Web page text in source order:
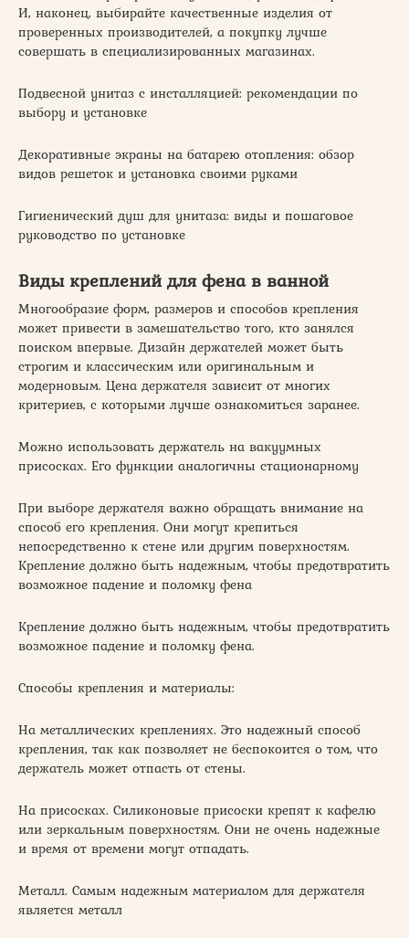
И, наконец, выбирайте качественные изделия от
проверенных производителей, а покупку лучше
совершать в специализированных магазинах.
Подвесной унитаз с инсталляцией: рекомендации по
выбору и установке
Декоративные экраны на батарею отопления: обзор
видов решеток и установка своими руками
Гигиенический душ для унитаза: виды и пошаговое
руководство по установке
Виды креплений для фена в ванной
Многообразие форм, размеров и способов крепления
может привести в замешательство того, кто занялся
поиском впервые. Дизайн держателей может быть
строгим и классическим или оригинальным и
модерновым. Цена держателя зависит от многих
критериев, с которыми лучше ознакомиться заранее.
Можно использовать держатель на вакуумных
присосках. Его функции аналогичны стационарному
При выборе держателя важно обращать внимание на
способ его крепления. Они могут крепиться
непосредственно к стене или другим поверхностям.
Крепление должно быть надежным, чтобы предотвратить
возможное падение и поломку фена
Крепление должно быть надежным, чтобы предотвратить
возможное падение и поломку фена.
Способы крепления и материалы:
На металлических креплениях. Это надежный способ
крепления, так как позволяет не беспокоится о том, что
держатель может отпасть от стены.
На присосках. Силиконовые присоски крепят к кафелю
или зеркальным поверхностям. Они не очень надежные
и время от времени могут отпадать.
Металл. Самым надежным материалом для держателя
является металл